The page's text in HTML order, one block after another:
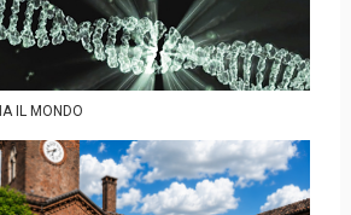
IL MONDO